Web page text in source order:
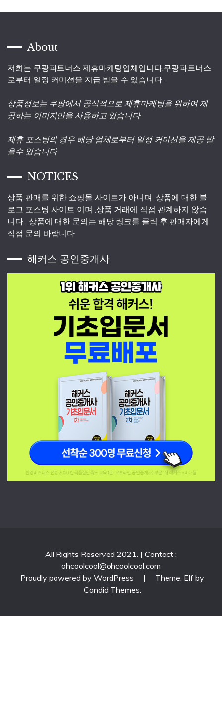
About
저희는 쿠팡파트너스 제휴마케팅업체입니다.쿠팡파트너스
로부터 일정 커미션을 지급 받을 수 있습니다.
상품정보는 쿠팡에서 공식적으로 제휴마케팅을 위하여 제
공하는 이미지만을 사용하고 있습니다.
제휴 포스팅의 경우 해당 업체로부터 일정 커미션을 제공 받
을수 있습니다.
NOTICES
상품 판매를 위한 쇼핑몰 사이트가 아니며, 상품에 대한 블
로그 포스팅 사이트 이며 ,상품 거래에 직접 관계하지 않습
니다 . 상품에 대한 문의는 해당 링크를 클릭 후 판매자에게
직접 문의 바랍니다
해커스 공인중개사
All Rights Reserved 2021. | Contact :
ohcoolcool@ohcoolcool.com
Proudly powered by WordPress
|
Theme: Elf by
Candid Themes